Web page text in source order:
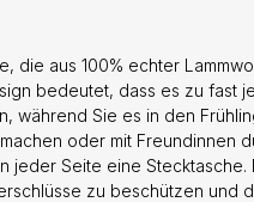
die aus 100% echter
bedeutet, dass es zu fast
während Sie es in den
oder mit Freundinnen
Seite eine Stecktasche.
zu beschützen und